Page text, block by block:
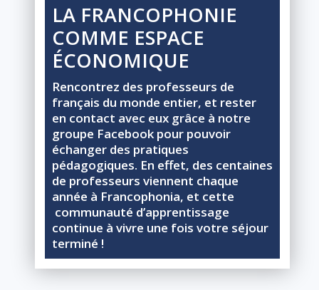
LA FRANCOPHONIE
COMME ESPACE
ÉCONOMIQUE
Rencontrez des professeurs de
français du monde entier, et rester
en contact avec eux grâce à notre
groupe Facebook pour pouvoir
échanger des pratiques
pédagogiques. En effet, des centaines
de professeurs viennent chaque
année à Francophonia, et cette
communauté d’apprentissage
continue à vivre une fois votre séjour
terminé !